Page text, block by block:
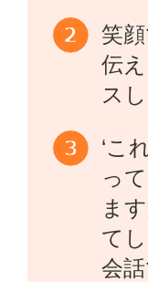
笑
伝
ス
‘こ
っ
ま
て
会